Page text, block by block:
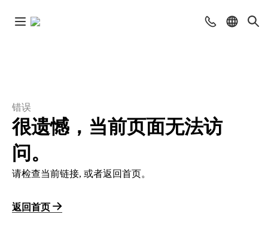
错误
很遗憾，当前页面无法访
问。
请检查当前链接, 或者返回首页。
返回首页